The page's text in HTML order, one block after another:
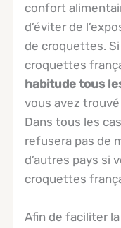
confort
d’éviter de
de croquettes.
croquettes
habitude tous
vous avez
Dans tous les
refusera pas de
d’autres pays si
croquettes
Afin de faciliter